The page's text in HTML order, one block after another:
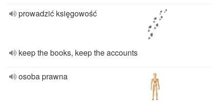
prowadzić księgowość
keep the books, keep the accounts
osoba prawna